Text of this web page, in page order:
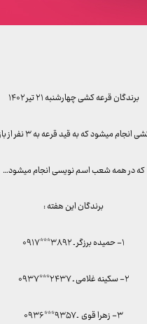
برندگان قرعه کشی چهارشنبه ۲۱ تیر ۱۴۰۲
بازدیدکنندگان خوش شانس ما تابلو فرش هدیه داده میشود
که در همه شعب اسم نویسی انجام میشود…
برندگان این هفته :
۱- حمیده برزگر ـ ۳۸۹۲***۰۹۱۷
۲- سکینه غلامی ـ ۲۴۳۷***۰۹۳۷
۳- زهرا قوی ـ ۹۳۵۷***۰۹۳۶